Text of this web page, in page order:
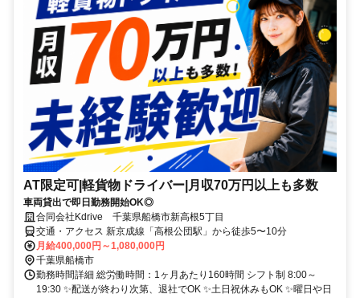
AT限定可|軽貨物ドライバー|月収70万円以上も多数
車両貸出で即日勤務開始OK◎
合同会社Kdrive 千葉県船橋市新高根5丁目
交通・アクセス 新京成線「高根公団駅」から徒歩5〜10分
月給400,000円～1,080,000円
千葉県船橋市
勤務時間詳細 総労働時間：1ヶ月あたり160時間 シフト制 8:00～
19:30 ✨配送が終わり次第、退社でOK ✨土日祝休みもOK ✨曜日や日